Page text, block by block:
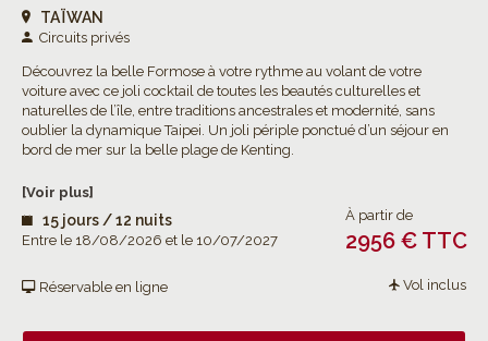
TAÏWAN
Circuits privés
Découvrez la belle Formose à votre rythme au volant de votre
voiture avec ce joli cocktail de toutes les beautés culturelles et
naturelles de l’île, entre traditions ancestrales et modernité, sans
oublier la dynamique Taipei. Un joli périple ponctué d’un séjour en
bord de mer sur la belle plage de Kenting.
[Voir plus]
15 jours / 12 nuits
Entre le 18/08/2026 et le 10/07/2027
À partir de
2956 € TTC
Réservable en ligne Vol inclus